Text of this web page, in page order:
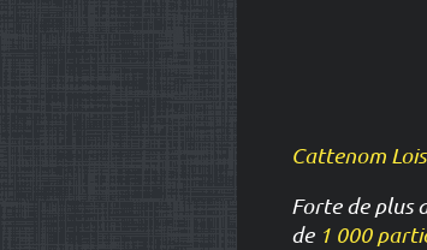
Cattenom
Forte de plus
de 1 000